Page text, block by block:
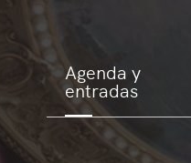
Agenda y
entradas